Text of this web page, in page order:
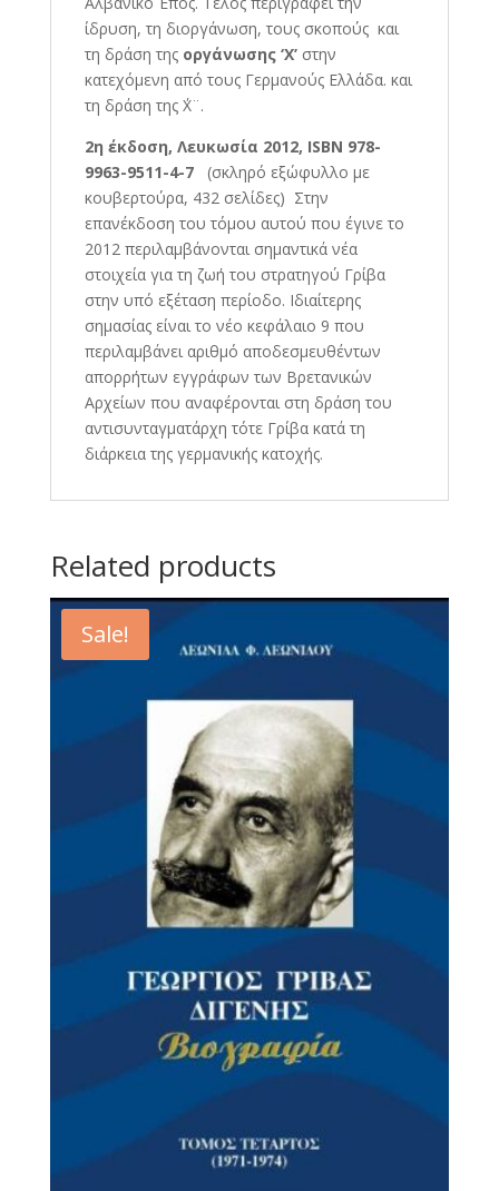
ίδρυση, τη διοργάνωση, τους σκοπούς και
τη δράση της οργάνωσης ‘Χ’στην
κατεχόμενη από τους Γερμανούς Ελλάδα. και
τη δράση της ΄Χ¨.
2η έκδοση, Λευκωσία 2012, ΙSΒΝ 978-
9963-9511-4-7 (σκληρό εξώφυλλο με
κουβερτούρα, 432 σελίδες) Στην
επανέκδοση του τόμου αυτού που έγινε το
2012 περιλαμβάνονται σημαντικά νέα
στοιχεία για τη ζωή του στρατηγού Γρίβα
στην υπό εξέταση περίοδο. Ιδιαίτερης
σημασίας είναι το νέο κεφάλαιο 9 που
περιλαμβάνει αριθμό αποδεσμευθέντων
απορρήτων εγγράφων των Βρετανικών
Αρχείων που αναφέρονται στη δράση του
αντισυνταγματάρχη τότε Γρίβα κατά τη
διάρκεια της γερμανικής κατοχής.
Related products
Sale!